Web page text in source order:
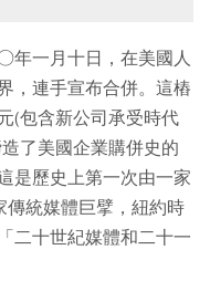
一月十日，在美國人
，連手宣布合併。這樁
(包含新公司承受時代
了美國企業購併史的
是歷史上第一次由一家
傳統媒體巨擘，紐約時
二十世紀媒體和二十一